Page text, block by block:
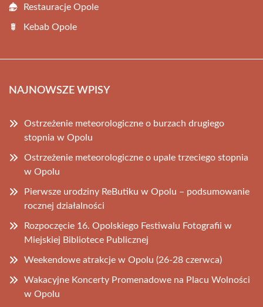
Restauracje Opole
Kebab Opole
NAJNOWSZE WPISY
Ostrzeżenie meteorologiczne o burzach drugiego
stopnia w Opolu
Ostrzeżenie meteorologiczne o upale trzeciego stopnia
w Opolu
Pierwsze urodziny ReButiku w Opolu – podsumowanie
rocznej działalności
Rozpoczęcie 16. Opolskiego Festiwalu Fotografii w
Miejskiej Bibliotece Publicznej
Weekendowe atrakcje w Opolu (26-28 czerwca)
Wakacyjne Koncerty Promenadowe na Placu Wolności
w Opolu